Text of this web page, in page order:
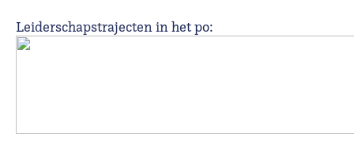
Leiderschapstrajecten in het po: